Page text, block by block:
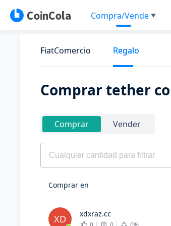
Compra/Vende
FiatComercio Regalo
Comprar tether
Comprar Vender
Comprar en
XD xdxraz.cc